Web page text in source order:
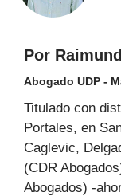
Por
Abogado UDP -
Titulado con
Portales, en
Caglevic,
(CDR
Abogados) -